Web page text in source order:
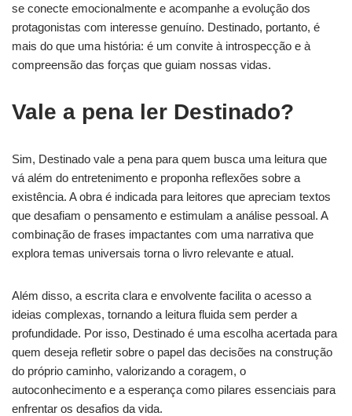
se conecte emocionalmente e acompanhe a evolução dos
protagonistas com interesse genuíno. Destinado, portanto, é
mais do que uma história: é um convite à introspecção e à
compreensão das forças que guiam nossas vidas.
Vale a pena ler Destinado?
Sim, Destinado vale a pena para quem busca uma leitura que
vá além do entretenimento e proponha reflexões sobre a
existência. A obra é indicada para leitores que apreciam textos
que desafiam o pensamento e estimulam a análise pessoal. A
combinação de frases impactantes com uma narrativa que
explora temas universais torna o livro relevante e atual.
Além disso, a escrita clara e envolvente facilita o acesso a
ideias complexas, tornando a leitura fluida sem perder a
profundidade. Por isso, Destinado é uma escolha acertada para
quem deseja refletir sobre o papel das decisões na construção
do próprio caminho, valorizando a coragem, o
autoconhecimento e a esperança como pilares essenciais para
enfrentar os desafios da vida.